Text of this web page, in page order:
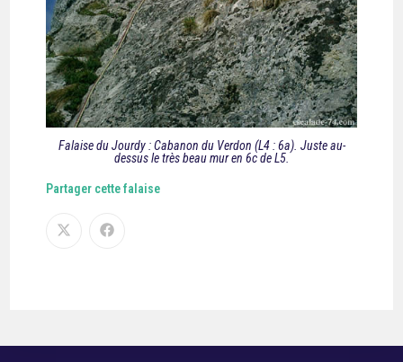
Falaise du Jourdy : Cabanon du Verdon (L4 : 6a). Juste au-
dessus le très beau mur en 6c de L5.
Partager cette falaise